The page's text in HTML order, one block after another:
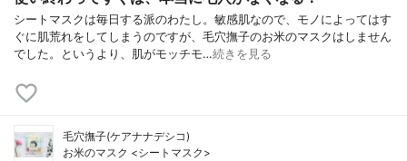
シートマスクは毎日する派のわたし。敏感肌なので、モノによってはす
ぐに肌荒れをしてしまうのですが、毛穴撫子のお米のマスクはしません
でした。というより、肌がモッチモ…続きを見る
毛穴撫子(ケアナナデシコ)
お米のマスク <シートマスク>